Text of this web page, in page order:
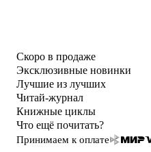
Скоро в продаже
Эксклюзивные новинки
Лучшие из лучших
Читай-журнал
Книжные циклы
Что ещё почитать?
Принимаем к оплате